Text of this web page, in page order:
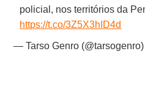
policial, nos territórios da
https://t.co/3Z5X3hID4d
— Tarso Genro (@tarsogenro)